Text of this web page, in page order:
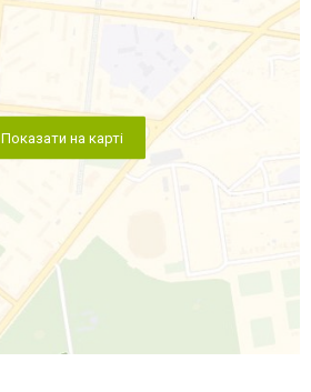
Показати на карті